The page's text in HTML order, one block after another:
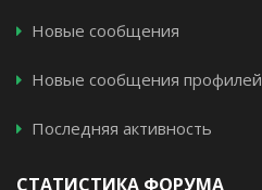
Новые сообщения
Новые сообщения профилей
Последняя активность
СТАТИСТИКА ФОРУМА